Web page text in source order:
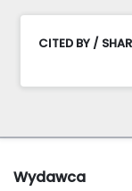
CITED BY /
Wydawca